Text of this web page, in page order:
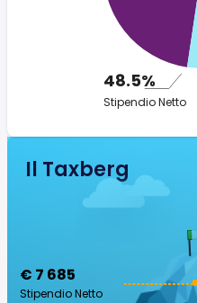
48.5%
Stipendio Netto
Il Taxberg
€ 7 685
Stipendio Netto